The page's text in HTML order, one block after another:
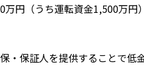
円（うち運転資金1,500万円
保証人を提供することで低